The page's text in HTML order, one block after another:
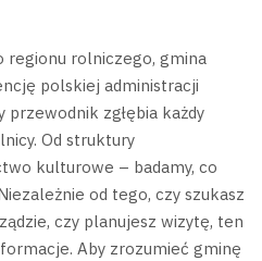
regionu rolniczego, gmina
polskiej administracji
zgłębia każdy
Od struktury
kulturowe – badamy, co
od tego, czy szukasz
czy planujesz wizytę, ten
Aby zrozumieć gminę